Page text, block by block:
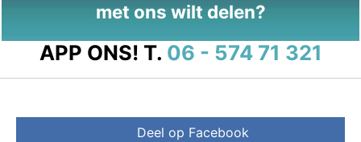
met ons wilt delen?
APP ONS! T. 06 - 574 71 321
Deel op Facebook